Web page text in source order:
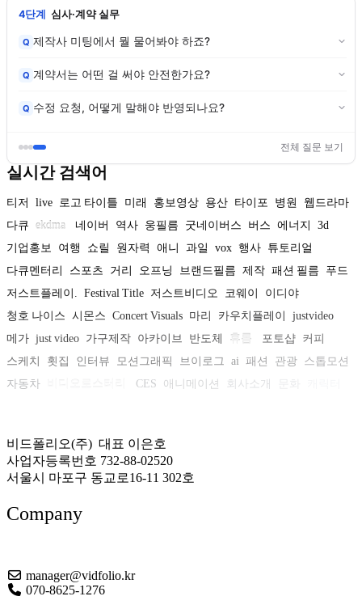
4단계 심사·계약 실무
Q 제작사 미팅에서 뭘 물어봐야 하죠?
Q 계약서는 어떤 걸 써야 안전한가요?
Q 수정 요청, 어떻게 말해야 반영되나요?
전체 질문 보기
실시간 검색어
티저 live 로고 타이틀 미래 홍보영상 용산 타이포 병원
웹드라마
다큐 ekdma 네이버 역사 웅필름 굿네이버스 버스 에너지
3d
기업홍보
여행 쇼릴 원자력 애니 과일 vox 행사 튜토리얼
다큐멘터리
스포츠 거리 오프닝 브랜드필름 제작 패션 필름
푸드
저스트플레이. Festival Title 저스트비디오 코웨이
이디야
청호 나이스 시몬스 Concert Visuals 마리 카우치플레이
justvideo
메가 just video 가구제작 아카이브 반도체 휴롬 포토샵 커피
스케치
횟집 인터뷰 모션그래픽 브이로그 ai 패션 관광 스톱모션
자동차
CES 애니메이션 회사소개
비드폴리오(주) 대표 이은호
사업자등록번호 732-88-02520
서울시 마포구 동교로16-11 302호
Company
manager@vidfolio.kr
070-8625-1276